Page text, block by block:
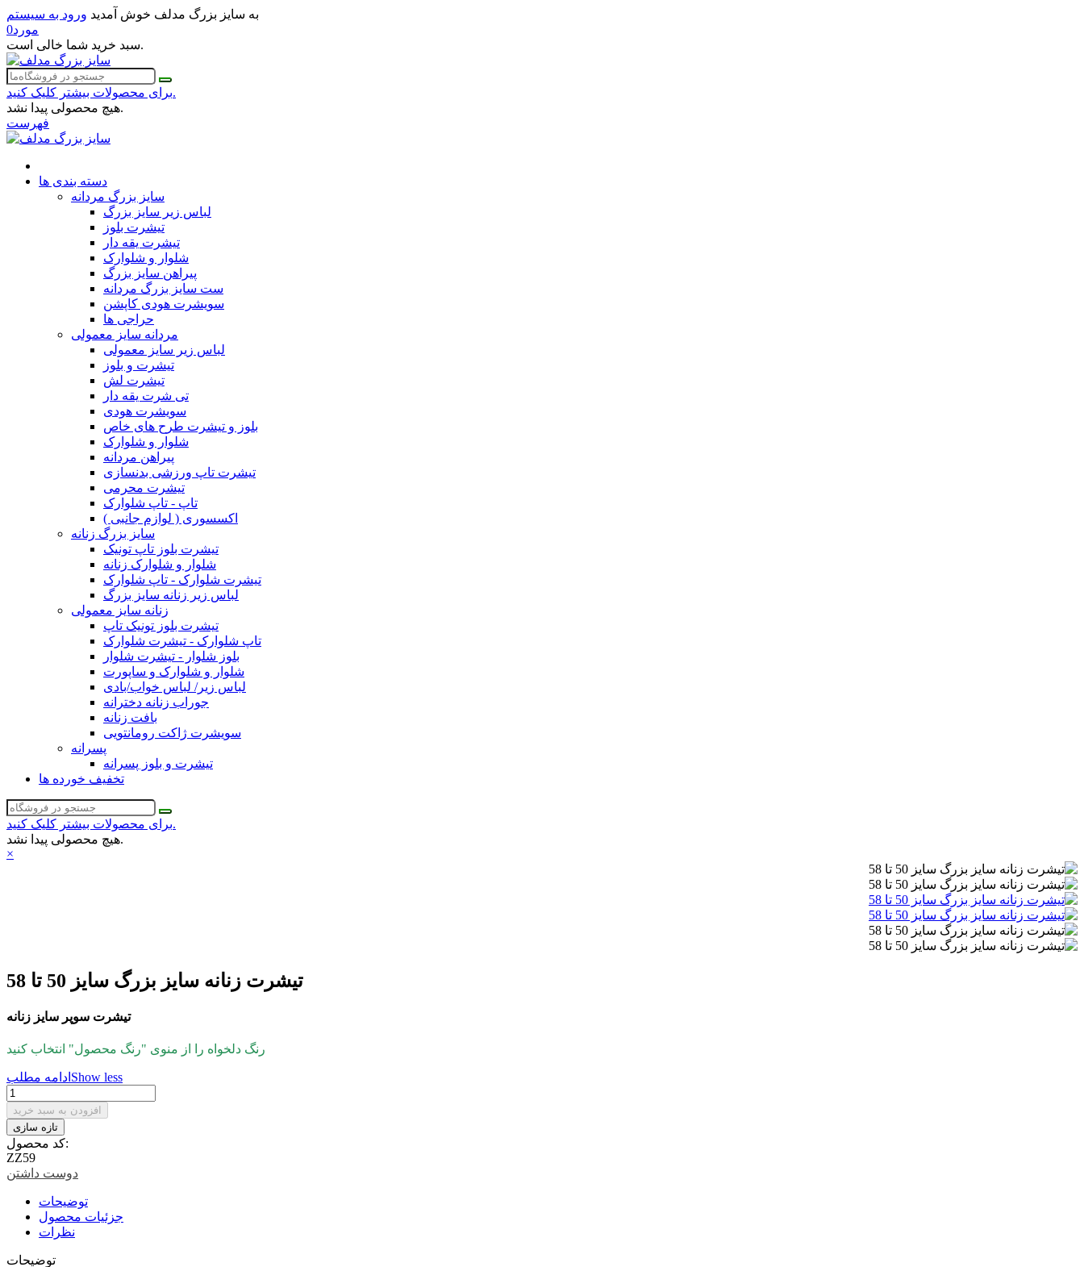
به سایز بزرگ مدلف خوش آمدید ورود به سیستم
0مورد
سبد خرید شما خالی است.
برای محصولات بیشتر کلیک کنید.
هیچ محصولی پیدا نشد.
فهرست
دسته بندی ها
سایز بزرگ مردانه
لباس زیر سایز بزرگ
تیشرت بلوز
تیشرت یقه دار
شلوار و شلوارک
پیراهن سایز بزرگ
ست سایز بزرگ مردانه
سویشرت هودی کاپشن
حراجی ها
مردانه سایز معمولی
لباس زیر سایز معمولی
تیشرت و بلوز
تیشرت لش
تی شرت یقه دار
سویشرت هودی
بلوز و تیشرت طرح های خاص
شلوار و شلوارک
پیراهن مردانه
تیشرت تاپ ورزشی بدنسازی
تیشرت محرمی
تاپ - تاپ شلوارک
اکسسوری ( لوازم جانبی )
سایز بزرگ زنانه
تیشرت بلوز تاپ تونیک
شلوار و شلوارک زنانه
تیشرت شلوارک - تاپ شلوارک
لباس زیر زنانه سایز بزرگ
زنانه سایز معمولی
تیشرت بلوز تونیک تاپ
تاپ شلوارک - تیشرت شلوارک
بلوز شلوار - تیشرت شلوار
شلوار و شلوارک و ساپورت
لباس زیر/ لباس خواب/بادی
جوراب زنانه دخترانه
بافت زنانه
سویشرت ژاکت رومانتویی
پسرانه
تیشرت و بلوز پسرانه
تخفیف خورده ها
برای محصولات بیشتر کلیک کنید.
هیچ محصولی پیدا نشد.
×
تیشرت زنانه سایز بزرگ سایز 50 تا 58
تیشرت سوپر سایز زنانه
رنگ دلخواه را از منوی "رنگ محصول" انتخاب کنید
ادامه مطلب Show less
افزودن به سبد خرید
کد محصول:
ZZ59
دوست داشتن
توضیحات
جزئیات محصول
نظرات
توضیحات